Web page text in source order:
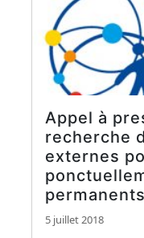
Appel à
recherche
externes
permanents
5 juillet 2018